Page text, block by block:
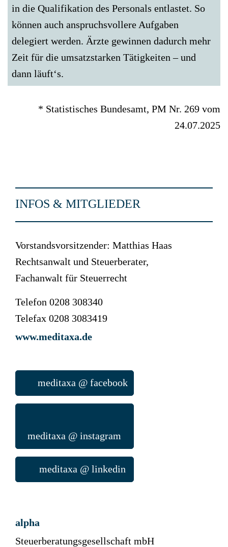
in die Qualifikation des Personals entlastet. So
können auch anspruchsvollere Aufgaben
delegiert werden. Ärzte gewinnen dadurch mehr
Zeit für die umsatzstarken Tätigkeiten – und
dann läuft‘s.
* Statistisches Bundesamt, PM Nr. 269 vom
24.07.2025
INFOS & MITGLIEDER
Vorstandsvorsitzender: Matthias Haas
Rechtsanwalt und Steuerberater,
Fachanwalt für Steuerrecht
Telefon 0208 308340
Telefax 0208 3083419
www.meditaxa.de
meditaxa @ facebook
meditaxa @ instagram
meditaxa @ linkedin
alpha
Steuerberatungsgesellschaft mbH